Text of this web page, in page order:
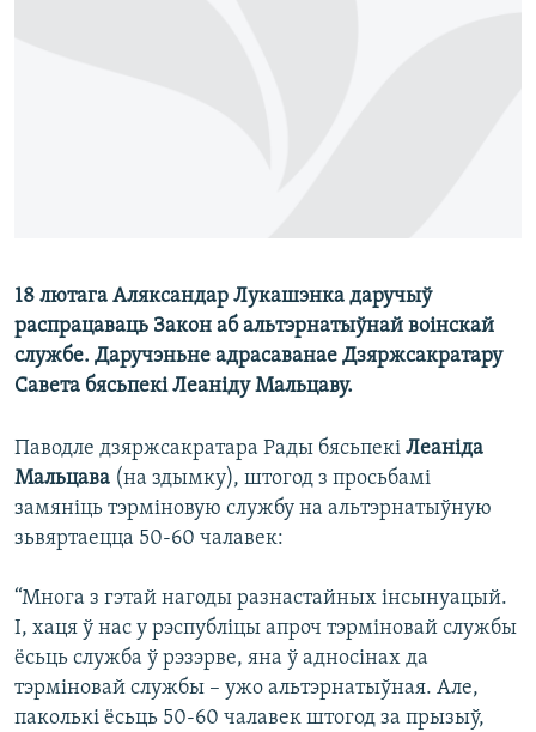
18 лютага Аляксандар Лукашэнка даручыў
распрацаваць Закон аб альтэрнатыўнай воінскай
службе. Даручэньне адрасаванае Дзяржсакратару
Савета бясьпекі Леаніду Мальцаву.
Паводле дзяржсакратара Рады бясьпекі Леаніда
Мальцава (на здымку), штогод з просьбамі
замяніць тэрміновую службу на альтэрнатыўную
зьвяртаецца 50-60 чалавек:
“Многа з гэтай нагоды разнастайных інсынуацый.
І, хаця ў нас у рэспубліцы апроч тэрміновай службы
ёсьць служба ў рэзэрве, яна ў адносінах да
тэрміновай службы – ужо альтэрнатыўная. Але,
паколькі ёсьць 50-60 чалавек штогод за прызыў,